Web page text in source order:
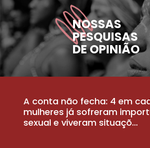
NOSSAS
PESQUISAS
DE OPINIÃO
A conta não fecha: 4 em
mulheres já sofreram
sexual e viveram situaçõ...